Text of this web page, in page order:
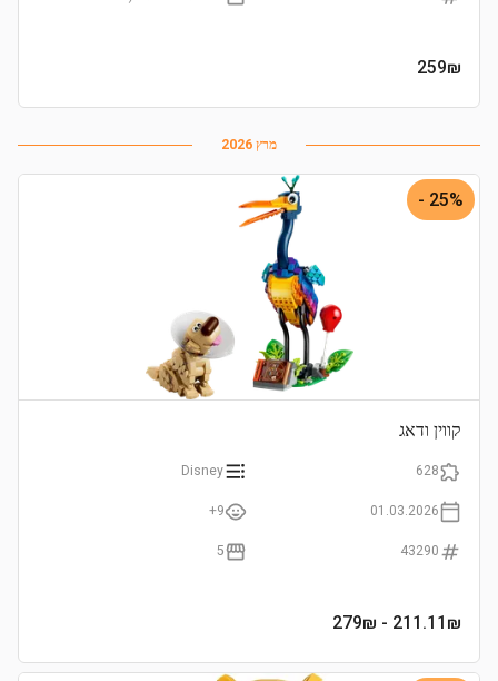
259₪
מרץ 2026
25% -
קווין ודאג
628
Disney
01.03.2026
9+
43290
5
211.11 ₪
- 279₪